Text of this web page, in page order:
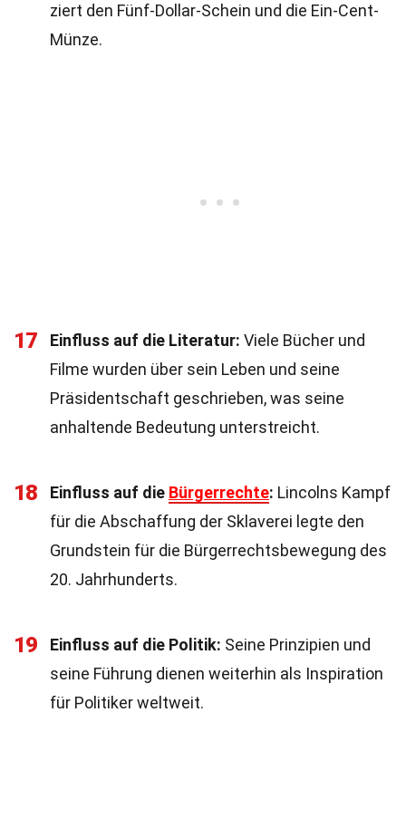
ziert den Fünf-Dollar-Schein und die Ein-Cent-
Münze.
17 Einfluss auf die Literatur: Viele Bücher und
Filme wurden über sein Leben und seine
Präsidentschaft geschrieben, was seine
anhaltende Bedeutung unterstreicht.
18 Einfluss auf die Bürgerrechte: Lincolns Kampf
für die Abschaffung der Sklaverei legte den
Grundstein für die Bürgerrechtsbewegung des
20. Jahrhunderts.
19 Einfluss auf die Politik: Seine Prinzipien und
seine Führung dienen weiterhin als Inspiration
für Politiker weltweit.